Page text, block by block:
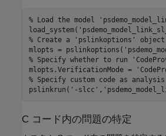
% Load the model
load_system(
% Create a 'pslinkoptions' object
mlopts = pslinkoptions(
% Specify whether to run
mlopts.VerificationMode =
% Specify custom code as
pslinkrun( '-slcc' ,
C コード内の問題の特定